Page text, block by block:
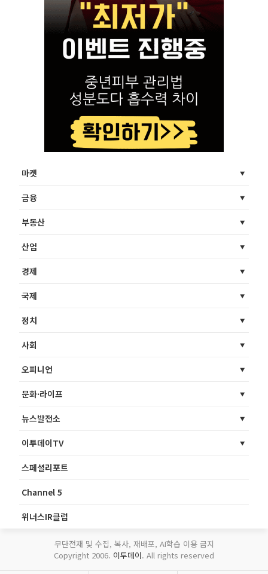
마켓
금융
부동산
산업
경제
국제
정치
사회
오피니언
문화·라이프
뉴스발전소
이투데이TV
스페셜리포트
Channel 5
위너스IR클럽
무단전재 및 수집, 복사, 재배포, AI학습 이용 금지
Copyright 2006. 이투데이. All rights reserved